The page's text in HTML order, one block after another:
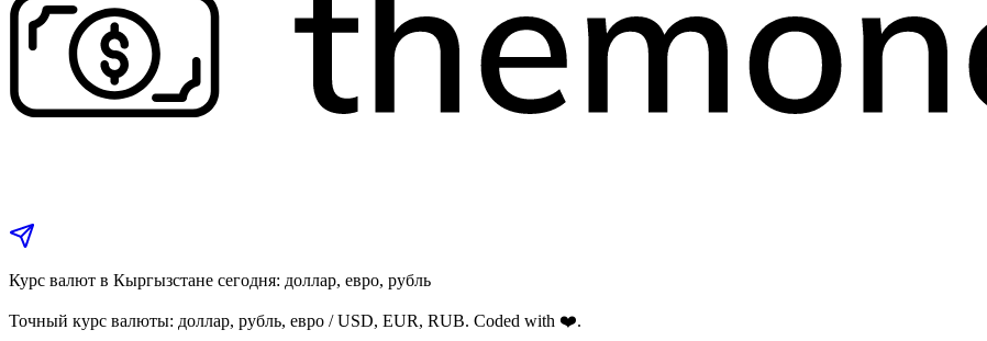
Курс валют в Кыргызстане сегодня: доллар, евро, рубль
Точный курс валюты: доллар, рубль, евро / USD, EUR, RUB. Coded with ❤️.